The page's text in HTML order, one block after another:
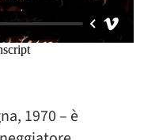
1970 – è